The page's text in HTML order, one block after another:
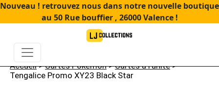
Nouveau ! retrouvez nous dans notre nouvelle boutique
au 50 Rue bouffier , 26000 Valence !
Accueil>Cartes Pokémon>Cartes à l'unité>
Tengalice Promo XY23 Black Star